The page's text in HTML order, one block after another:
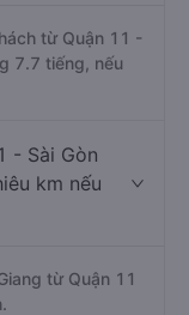
từ Quận 11 -
7.7 tiếng, nếu
- Sài Gòn
km nếu
từ Quận 11